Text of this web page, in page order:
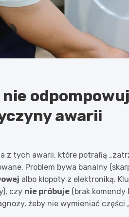
awarii
z tych awarii, które potrafią
Problem bywa banalny
albo kłopoty z elektroniką.
czy nie próbuje (brak komendy
żeby nie wymieniać części